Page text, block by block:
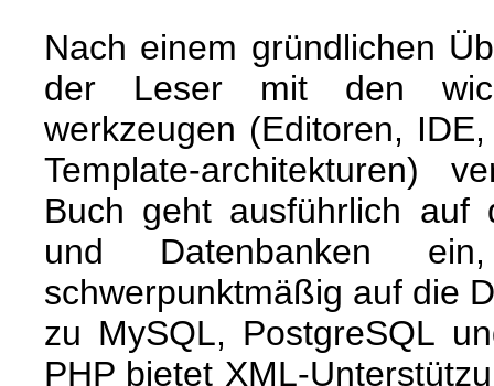
Nach einem gründlichen
der Leser mit den
werkzeugen (Editoren,
Template-architekturen)
Buch geht ausführlich auf
und Datenbanken
schwerpunktmäßig auf die
zu MySQL, PostgreSQL
PHP bietet XML-